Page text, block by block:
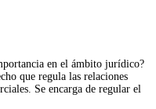
en el ámbito jurídico?
que regula las relaciones
Se encarga de regular el